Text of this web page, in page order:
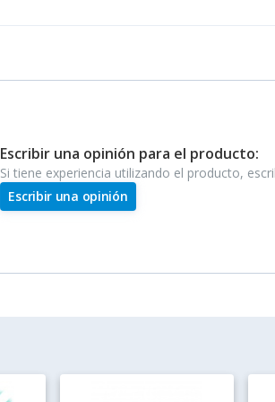
Escribir una opinión para el producto:
Si tiene experiencia utilizando el producto,
Escribir una opinión